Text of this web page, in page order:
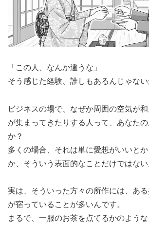
「この人、なんか違うな」
そう感じた経験、誰しもあるんじゃない
ビジネスの場で、なぜか周囲の空気が
が集まってきたりする人って、あなた
か？
多くの場合、それは単に愛想がいいと
か、そういう表面的なことだけではない
実は、そういった方々の所作には、ある
が宿っていることが多いんです。
まるで、一服のお茶を点てるかのよう